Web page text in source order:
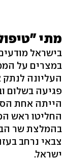
מתי
בישראל
במצרים על
העליונה
פגיעה בשלום
הייתה אחת
החליטו ראש
בהמלצת שר
צבאי נרחב
ישראל.